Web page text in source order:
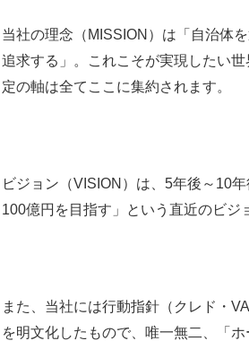
当社の理念（MISSION）は「自治体
追求する」。これこそが実現したい
定の軸は全てここに集約されます。
ビジョン（VISION）は、5年後～10
100億円を目指す」という直近のビ
また、当社には行動指針（クレド・
を明文化したもので、唯一無二、「